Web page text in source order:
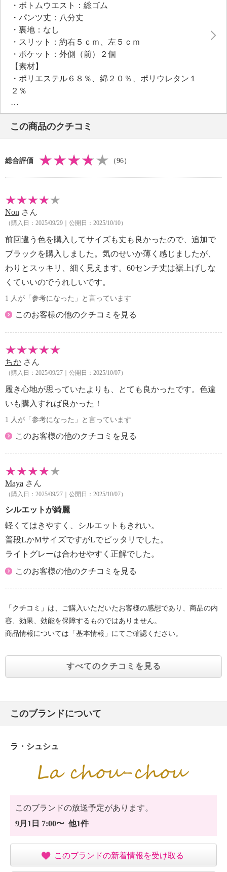
・ボトムウエスト：総ゴム
・パンツ丈：八分丈
・裏地：なし
・スリット：約右５ｃｍ、左５ｃｍ
・ポケット：外側（前）２個
【素材】
・ポリエステル６８％、綿２０％、ポリウレタン１
２％
【メンテナンス（絵表示ラベル）】
・洗濯機：可
・漂白処理：塩素系・酸素系漂白不可
・タンブル乾燥：不可
・アイロン仕上げ：可（低温）
・ドライクリーニング：石油系ドライクリーニング可
【メンテナンス（ケアラベル）】
・長時間照射による変退色注意
・洗濯の繰り返しによる変退色注意
・単品洗い
・摩擦による色落ち、色移り注意
・無蛍光洗剤使用
【原産国（地）】
・日本製
この商品のクチコミ
総合評価 （96）
Non さん
（購入日：2025/09/29｜公開日：2025/10/10）
前回違う色を購入してサイズも丈も良かったので、追加で
ブラックを購入しました。気のせいか薄く感じましたが、
わりとスッキリ、細く見えます。60センチ丈は裾上げしな
くていいのでうれしいです。
1 人が「参考になった」と言っています
このお客様の他のクチコミを見る
ちか さん
（購入日：2025/09/27｜公開日：2025/10/07）
履き心地が思っていたよりも、とても良かったです。色違
いも購入すれば良かった！
1 人が「参考になった」と言っています
このお客様の他のクチコミを見る
Maya さん
（購入日：2025/09/27｜公開日：2025/10/07）
シルエットが綺麗
軽くてはきやすく、シルエットもきれい。
普段LかMサイズですがLでピッタリでした。
ライトグレーは合わせやすく正解でした。
このお客様の他のクチコミを見る
「クチコミ」は、ご購入いただいたお客様の感想であり、商品の内
容、効果、効能を保障するものではありません。
商品情報については「基本情報」にてご確認ください。
すべてのクチコミを見る
このブランドについて
ラ・シュシュ
このブランドの放送予定があります。
9月1日 7:00〜 他1件
このブランドの新着情報を受け取る